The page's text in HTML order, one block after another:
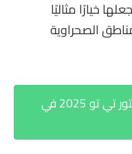
خيارًا مثاليًا
الصحراوية
تصفح أقوى عروض سيارات جيتور تي تو 2025 في